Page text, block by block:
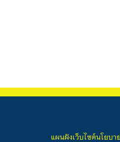
แผนผังเว็บไซต์นโยบา